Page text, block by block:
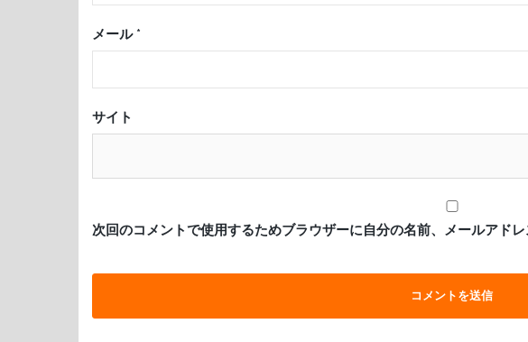
メール *
サイト
次回のコメントで使用するためブラウザーに自分の名前、メールアドレ